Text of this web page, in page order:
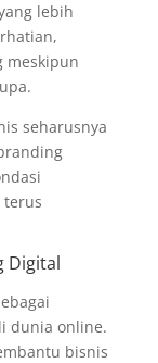
lebih
meskipun
seharusnya
terus
Digital
dunia online.
bisnis